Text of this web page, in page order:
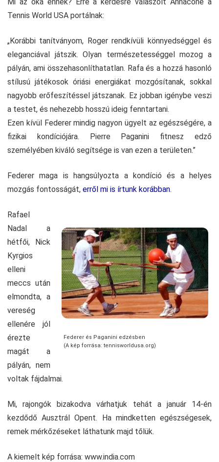
Tennis World USA portálnak:
„Korábbi tanítványom, Roger rendkívüli könnyedséggel és
eleganciával játszik. Olyan természetességgel mozog a
pályán, ami összehasonlíthatatlan. Rafa és a hozzá hasonló
stílusú játékosok óriási energiákat mozgósítanak, sokkal
nagyobb erőfeszítéssel játszanak. Ez jobban igénybe veszi
a testet, és nehezebb hosszú ideig fenntartani.
Ezen kívül Federer mindig nagyon ügyelt az egészségére, a
fizikai kondíciójára. Pierre Paganini fitnesz edző
személyében kiváló segítsége is van ezen a területen.”
Federer maga is hangsúlyozta a kondíció és a helyes
mozgás fontosságát, erről mi is írtunk korábban.
Federer és Paganini edzésben
(A kép forrása: tennisworldusa.org)
Rafael
Nadal a
hétfői, Nick
Kyrgios
elleni
meccs után
elmondta, a
vereség
ellenére jól
érezte
magát a
pályán, nem
voltak fájdalmai.
Mi, rajongók bizakodva várhatjuk tehát a január 14-én
kezdődő Ausztrál Opent. Ha mindketten egészségesek,
remek mérkőzéseket láthatunk majd tőlük.
A kiemelt kép forrása: www.india.com